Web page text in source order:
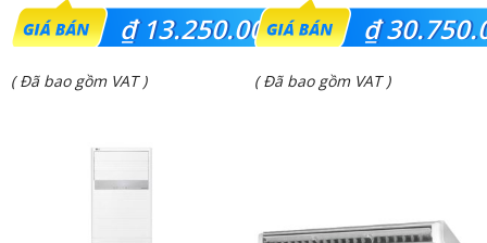
Giá
gốc
là:
₫13.250.000
Giá
( Đã bao gồm VAT )
Giá
gốc
là:
₫
Giá
₫ 30.750.000.
( Đã bao gồm VAT )